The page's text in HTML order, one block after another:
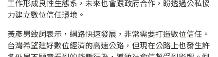
工作形成良性生態系，未來也會跟政府合作，盼透過公私協
力建立數位信任環境。
黃彥男致詞表示，網路快速發展，非常需要打造數位信任。
台灣希望建好數位經濟的高速公路，但現在公路上也發生許